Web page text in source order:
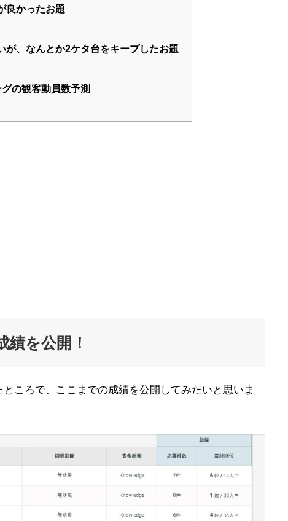
良かったお題
が、なんとか2ケタ台をキープしたお題
の観客動員数予測
績を公開！
ころで、ここまでの成績を公開してみたいと思いま